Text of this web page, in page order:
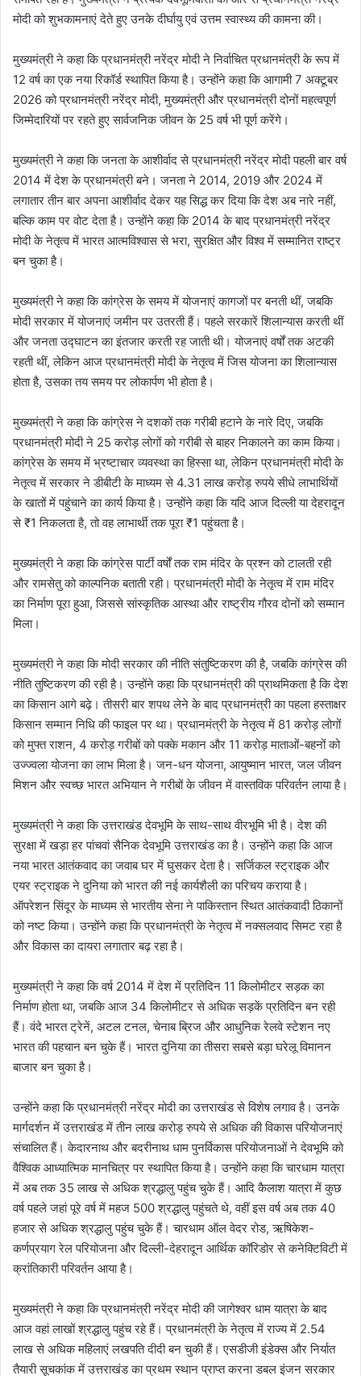
मोदी को शुभकामनाएं देते हुए उनके दीर्घायु एवं उत्तम स्वास्थ्य की कामना की।
मुख्यमंत्री ने कहा कि प्रधानमंत्री नरेंद्र मोदी ने निर्वाचित प्रधानमंत्री के रूप में
12 वर्ष का एक नया रिकॉर्ड स्थापित किया है। उन्होंने कहा कि आगामी 7 अक्टूबर
2026 को प्रधानमंत्री नरेंद्र मोदी, मुख्यमंत्री और प्रधानमंत्री दोनों महत्वपूर्ण
जिम्मेदारियों पर रहते हुए सार्वजनिक जीवन के 25 वर्ष भी पूर्ण करेंगे।
मुख्यमंत्री ने कहा कि जनता के आशीर्वाद से प्रधानमंत्री नरेंद्र मोदी पहली बार वर्ष
2014 में देश के प्रधानमंत्री बने। जनता ने 2014, 2019 और 2024 में
लगातार तीन बार अपना आशीर्वाद देकर यह सिद्ध कर दिया कि देश अब नारे नहीं,
बल्कि काम पर वोट देता है। उन्होंने कहा कि 2014 के बाद प्रधानमंत्री नरेंद्र
मोदी के नेतृत्व में भारत आत्मविश्वास से भरा, सुरक्षित और विश्व में सम्मानित राष्ट्र
बन चुका है।
मुख्यमंत्री ने कहा कि कांग्रेस के समय में योजनाएं कागजों पर बनती थीं, जबकि
मोदी सरकार में योजनाएं जमीन पर उतरती हैं। पहले सरकारें शिलान्यास करती थीं
और जनता उद्घाटन का इंतजार करती रह जाती थी। योजनाएं वर्षों तक अटकी
रहती थीं, लेकिन आज प्रधानमंत्री मोदी के नेतृत्व में जिस योजना का शिलान्यास
होता है, उसका तय समय पर लोकार्पण भी होता है।
मुख्यमंत्री ने कहा कि कांग्रेस ने दशकों तक गरीबी हटाने के नारे दिए, जबकि
प्रधानमंत्री मोदी ने 25 करोड़ लोगों को गरीबी से बाहर निकालने का काम किया।
कांग्रेस के समय में भ्रष्टाचार व्यवस्था का हिस्सा था, लेकिन प्रधानमंत्री मोदी के
नेतृत्व में सरकार ने डीबीटी के माध्यम से 4.31 लाख करोड़ रुपये सीधे लाभार्थियों
के खातों में पहुंचाने का कार्य किया है। उन्होंने कहा कि यदि आज दिल्ली या देहरादून
से ₹1 निकलता है, तो वह लाभार्थी तक पूरा ₹1 पहुंचता है।
मुख्यमंत्री ने कहा कि कांग्रेस पार्टी वर्षों तक राम मंदिर के प्रश्न को टालती रही
और रामसेतु को काल्पनिक बताती रही। प्रधानमंत्री मोदी के नेतृत्व में राम मंदिर
का निर्माण पूरा हुआ, जिससे सांस्कृतिक आस्था और राष्ट्रीय गौरव दोनों को सम्मान
मिला।
मुख्यमंत्री ने कहा कि मोदी सरकार की नीति संतुष्टिकरण की है, जबकि कांग्रेस की
नीति तुष्टिकरण की रही है। उन्होंने कहा कि प्रधानमंत्री की प्राथमिकता है कि देश
का किसान आगे बढ़े। तीसरी बार शपथ लेने के बाद प्रधानमंत्री का पहला हस्ताक्षर
किसान सम्मान निधि की फाइल पर था। प्रधानमंत्री के नेतृत्व में 81 करोड़ लोगों
को मुफ्त राशन, 4 करोड़ गरीबों को पक्के मकान और 11 करोड़ माताओं-बहनों को
उज्ज्वला योजना का लाभ मिला है। जन-धन योजना, आयुष्मान भारत, जल जीवन
मिशन और स्वच्छ भारत अभियान ने गरीबों के जीवन में वास्तविक परिवर्तन लाया है।
मुख्यमंत्री ने कहा कि उत्तराखंड देवभूमि के साथ-साथ वीरभूमि भी है। देश की
सुरक्षा में खड़ा हर पांचवां सैनिक देवभूमि उत्तराखंड का है। उन्होंने कहा कि आज
नया भारत आतंकवाद का जवाब घर में घुसकर देता है। सर्जिकल स्ट्राइक और
एयर स्ट्राइक ने दुनिया को भारत की नई कार्यशैली का परिचय कराया है।
ऑपरेशन सिंदूर के माध्यम से भारतीय सेना ने पाकिस्तान स्थित आतंकवादी ठिकानों
को नष्ट किया। उन्होंने कहा कि प्रधानमंत्री के नेतृत्व में नक्सलवाद सिमट रहा है
और विकास का दायरा लगातार बढ़ रहा है।
मुख्यमंत्री ने कहा कि वर्ष 2014 में देश में प्रतिदिन 11 किलोमीटर सड़क का
निर्माण होता था, जबकि आज 34 किलोमीटर से अधिक सड़कें प्रतिदिन बन रही
हैं। वंदे भारत ट्रेनें, अटल टनल, चेनाब ब्रिज और आधुनिक रेलवे स्टेशन नए
भारत की पहचान बन चुके हैं। भारत दुनिया का तीसरा सबसे बड़ा घरेलू विमानन
बाजार बन चुका है।
उन्होंने कहा कि प्रधानमंत्री नरेंद्र मोदी का उत्तराखंड से विशेष लगाव है। उनके
मार्गदर्शन में उत्तराखंड में तीन लाख करोड़ रुपये से अधिक की विकास परियोजनाएं
संचालित हैं। केदारनाथ और बदरीनाथ धाम पुनर्विकास परियोजनाओं ने देवभूमि को
वैश्विक आध्यात्मिक मानचित्र पर स्थापित किया है। उन्होंने कहा कि चारधाम यात्रा
में अब तक 35 लाख से अधिक श्रद्धालु पहुंच चुके हैं। आदि कैलाश यात्रा में कुछ
वर्ष पहले जहां पूरे वर्ष में महज 500 श्रद्धालु पहुंचते थे, वहीं इस वर्ष अब तक 40
हजार से अधिक श्रद्धालु पहुंच चुके हैं। चारधाम ऑल वेदर रोड, ऋषिकेश-
कर्णप्रयाग रेल परियोजना और दिल्ली-देहरादून आर्थिक कॉरिडोर से कनेक्टिविटी में
क्रांतिकारी परिवर्तन आया है।
मुख्यमंत्री ने कहा कि प्रधानमंत्री नरेंद्र मोदी की जागेश्वर धाम यात्रा के बाद
आज वहां लाखों श्रद्धालु पहुंच रहे हैं। प्रधानमंत्री के नेतृत्व में राज्य में 2.54
लाख से अधिक महिलाएं लखपति दीदी बन चुकी हैं। एसडीजी इंडेक्स और निर्यात
तैयारी सूचकांक में उत्तराखंड का प्रथम स्थान प्राप्त करना डबल इंजन सरकार